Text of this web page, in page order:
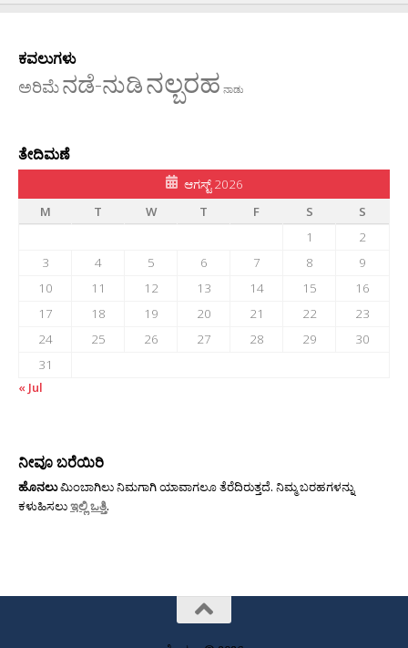
ಕವಲುಗಳು
ಅರಿಮೆನಡೆ-ನುಡಿನಲ್ಬರಹ ನಾಡು
ತೇದಿಮಣೆ
ಆಗಸ್ಟ್ 2026
M
T W T F S
S
1
2
3
4 5 6 7 8
9
10
11 12 13 14 15
16
17
18 19 20 21 22
23
24
25 26 27 28 29
30
31
« Jul
ನೀವೂ ಬರೆಯಿರಿ
ಹೊನಲುಮಿಂಬಾಗಿಲು ನಿಮಗಾಗಿ ಯಾವಾಗಲೂ ತೆರೆದಿರುತ್ತದೆ. ನಿಮ್ಮ ಬರಹಗಳನ್ನು
ಕಳುಹಿಸಲುಇಲ್ಲಿ ಒತ್ತಿ.